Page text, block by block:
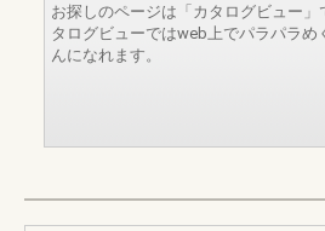
お探しのページは「カタログビュー
タログビューではweb上でパラパラめ
んになれます。